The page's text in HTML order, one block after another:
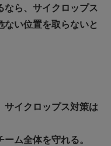
なら、サイクロップス
ない位置を取らないと
サイクロップス対策は
ム全体を守れる。